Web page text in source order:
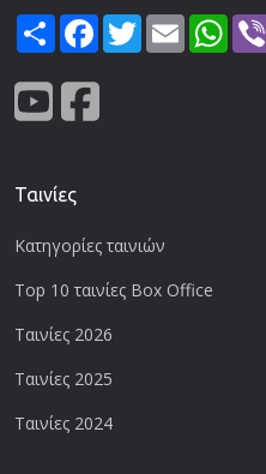
ShareFacebook
TwitterEmail
Ταινίες
Κατηγορίες ταινιών
Top 10 ταινίες Box Office
Ταινίες 2026
Ταινίες 2025
Ταινίες 2024